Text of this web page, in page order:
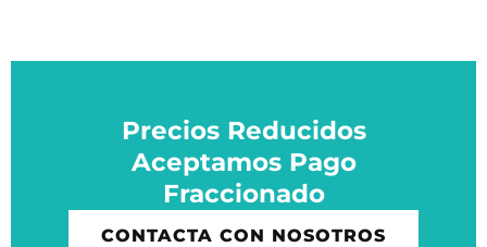
Precios Reducidos
Aceptamos Pago
Fraccionado
CONTACTA CON NOSOTROS